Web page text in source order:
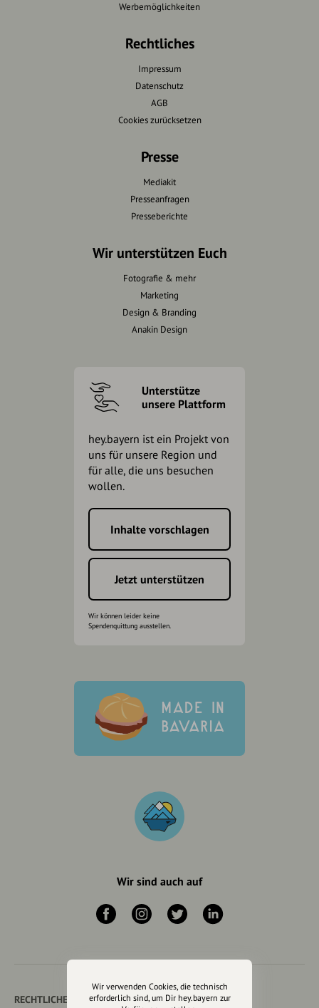
Werbemöglichkeiten
Rechtliches
Impressum
Datenschutz
AGB
Cookies zurücksetzen
Presse
Mediakit
Presseanfragen
Presseberichte
Wir unterstützen Euch
Fotografie & mehr
Marketing
Design & Branding
Anakin Design
Unterstütze
unsere Plattform
hey.bayern ist ein Projekt von
uns für unsere Region und
für alle, die uns besuchen
wollen.
Inhalte vorschlagen
Jetzt unterstützen
Wir können leider keine
Spendenquittung ausstellen.
Wir sind auch auf
RECHTLICHER HINWEIS UND TRANSPARENZHINWEIS
Wir verwenden Cookies, die technisch
erforderlich sind, um Dir hey.bayern zur